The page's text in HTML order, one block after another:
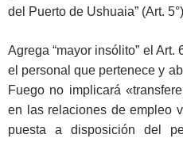
del Puerto de Ushuaia” (Art.
Agrega “mayor insólito” el
el personal que pertenece y
Fuego no implicará
en las relaciones de empleo
puesta a disposición del